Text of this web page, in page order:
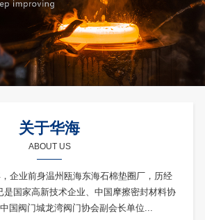
关于华海
ABOUT US
企业前身温州瓯海东海石棉垫圈厂，历经
是国家高新技术企业、中国摩擦密封材料协
国阀门城龙湾阀门协会副会长单位...